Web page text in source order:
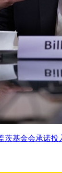
茨基金会承诺投